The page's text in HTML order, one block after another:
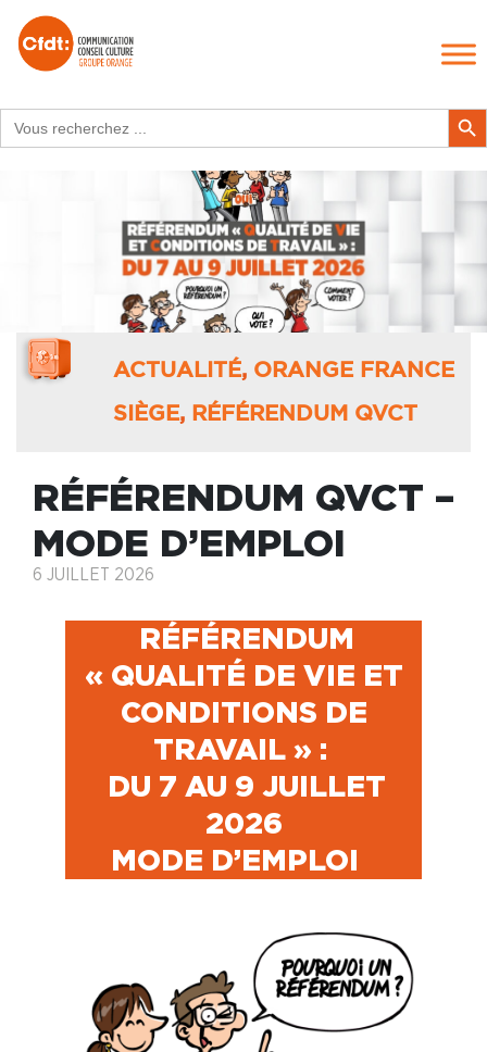
for:
Search
ACTUALITÉ, ORANGE FRANCE
SIÈGE, RÉFÉRENDUM QVCT
RÉFÉRENDUM QVCT –
MODE D’EMPLOI
6 JUILLET 2026
RÉFÉRENDUM
« QUALITÉ DE VIE ET
CONDITIONS DE
TRAVAIL » :
DU 7 AU 9 JUILLET
2026
MODE D’EMPLOI